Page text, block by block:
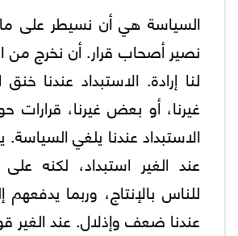
السياسة هي أن نسيطر على
نصير أصحاب قرار. أن نخرج من
لنا إرادة. الاستبداد عندنا
غيرنا، أو بعض غيرنا، قرارات
الاستبداد عندنا يلغي
عند الغير استبداد، لكنه
للناس بالإنتاج، وربما يدفعهم
عندنا ضعف وإذلال. عند الغير